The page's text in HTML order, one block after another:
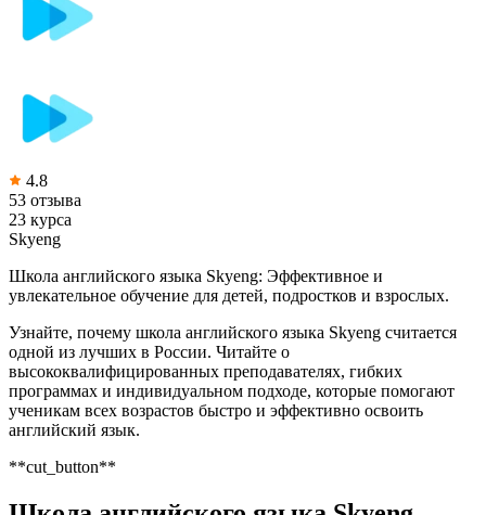
4.8
53 отзыва
23 курса
Skyeng
Школа английского языка Skyeng: Эффективное и
увлекательное обучение для детей, подростков и взрослых.
Узнайте, почему школа английского языка Skyeng считается
одной из лучших в России. Читайте о
высококвалифицированных преподавателях, гибких
программах и индивидуальном подходе, которые помогают
ученикам всех возрастов быстро и эффективно освоить
английский язык.
**cut_button**